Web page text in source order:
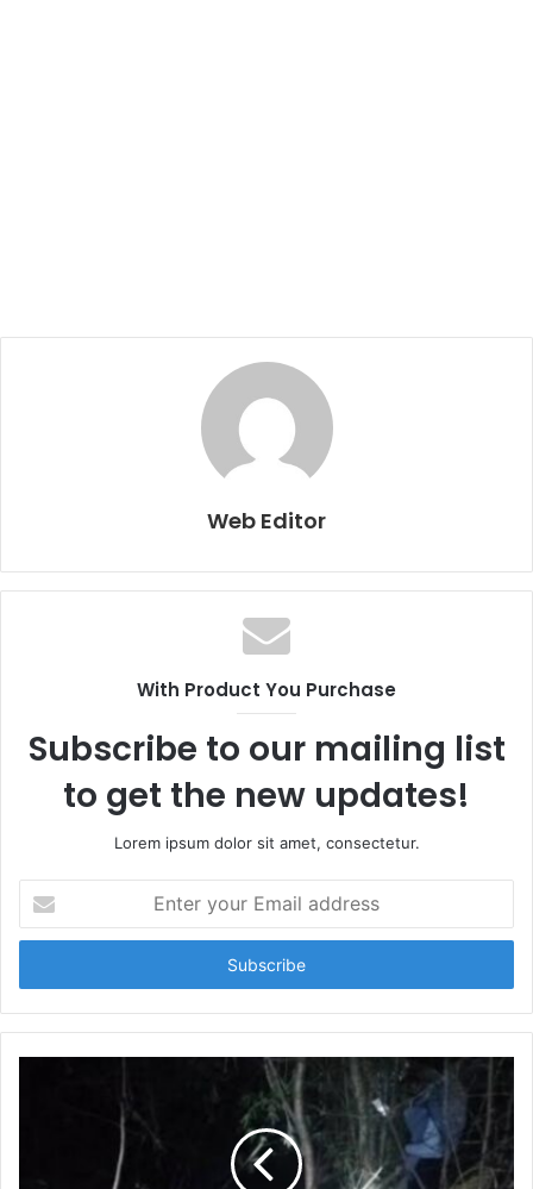
Web Editor
With Product You Purchase
Subscribe to our mailing list
to get the new updates!
Lorem ipsum dolor sit amet, consectetur.
t
r
y